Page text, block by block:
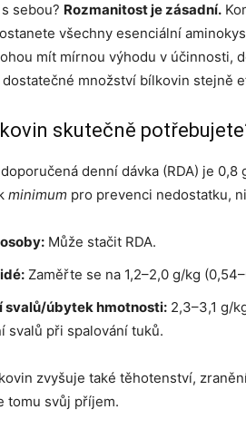
sebou? Rozmanitost je zásadní.
všechny esenciální
mít mírnou výhodu v účinnosti,
množství bílkovin stejně
skutečně
denní dávka (RDA) je
minimum pro prevenci nedostatku,
Může stačit RDA.
Zaměřte se na 1,2–2,0 g/kg
svalů/úbytek hmotnosti: 2,3–3,1 g/
svalů při spalování tuků.
zvyšuje také těhotenství,
tomu svůj příjem.